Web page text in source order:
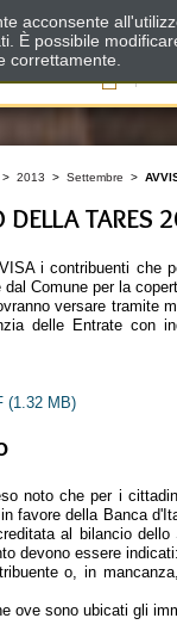
Il
> 2013 > Settembre >
DELLA TARES
i contribuenti
Comune per la
versare tramite
delle Entrate con
(1.32 MB)
noto che per i
favore della Banca
al bilancio
devono essere
o, in
ove sono ubicati gli
acconsente
È possibile
correttamente.